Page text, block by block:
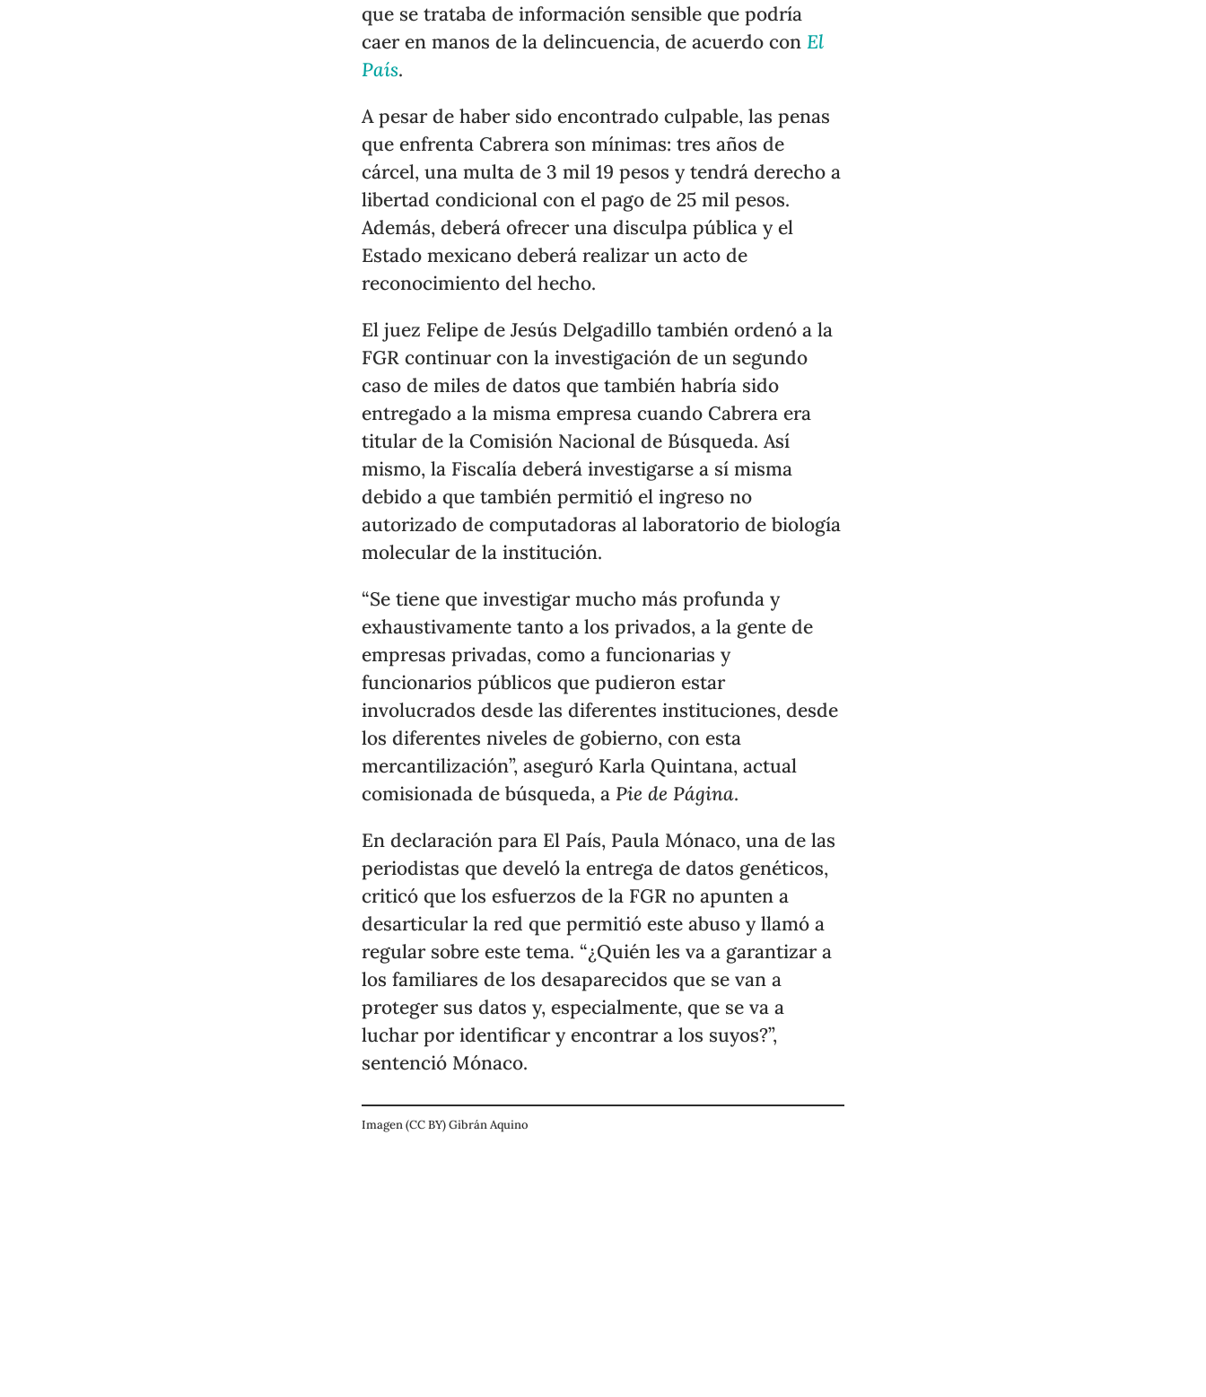
que se trataba de información sensible que podría
caer en manos de la delincuencia, de acuerdo conEl
País.
A pesar de haber sido encontrado culpable, las penas
que enfrenta Cabrera son mínimas: tres años de
cárcel, una multa de 3 mil 19 pesos y tendrá derecho a
libertad condicional con el pago de 25 mil pesos.
Además, deberá ofrecer una disculpa pública y el
Estado mexicano deberá realizar un acto de
reconocimiento del hecho.
El juez Felipe de Jesús Delgadillo también ordenó a la
FGR continuar con la investigación de un segundo
caso de miles de datos que también habría sido
entregado a la misma empresa cuando Cabrera era
titular de la Comisión Nacional de Búsqueda. Así
mismo, la Fiscalía deberá investigarse a sí misma
debido a que también permitió el ingreso no
autorizado de computadoras al laboratorio de biología
molecular de la institución.
“Se tiene que investigar mucho más profunda y
exhaustivamente tanto a los privados, a la gente de
empresas privadas, como a funcionarias y
funcionarios públicos que pudieron estar
involucrados desde las diferentes instituciones, desde
los diferentes niveles de gobierno, con esta
mercantilización”, aseguró Karla Quintana, actual
comisionada de búsqueda, aPie de Página.
En declaración para El País, Paula Mónaco, una de las
periodistas que develó la entrega de datos genéticos,
criticó que los esfuerzos de la FGR no apunten a
desarticular la red que permitió este abuso y llamó a
regular sobre este tema. “¿Quién les va a garantizar a
los familiares de los desaparecidos que se van a
proteger sus datos y, especialmente, que se va a
luchar por identificar y encontrar a los suyos?”,
sentenció Mónaco.
Imagen (CC BY) Gibrán Aquino